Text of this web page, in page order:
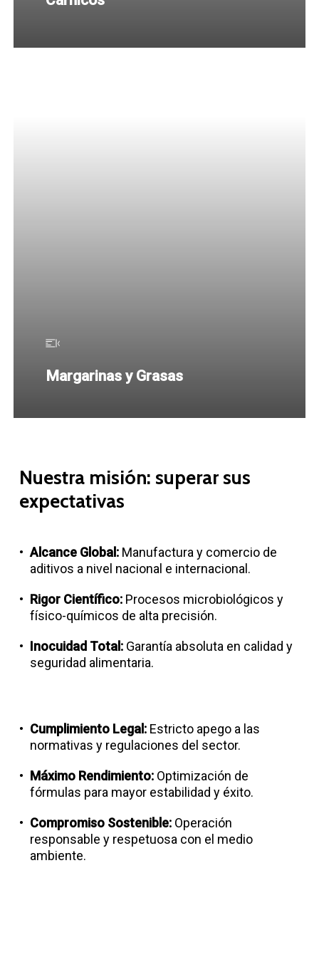
Margarinas y Grasas
Nuestra misión: superar sus
expectativas
Alcance Global:Manufactura y comercio de
aditivos a nivel nacional e internacional.
Rigor Científico:Procesos microbiológicos y
físico-químicos de alta precisión.
Inocuidad Total:Garantía absoluta en calidad y
seguridad alimentaria.
Cumplimiento Legal:Estricto apego a las
normativas y regulaciones del sector.
Máximo Rendimiento:Optimización de
fórmulas para mayor estabilidad y éxito.
Compromiso Sostenible:Operación
responsable y respetuosa con el medio
ambiente.